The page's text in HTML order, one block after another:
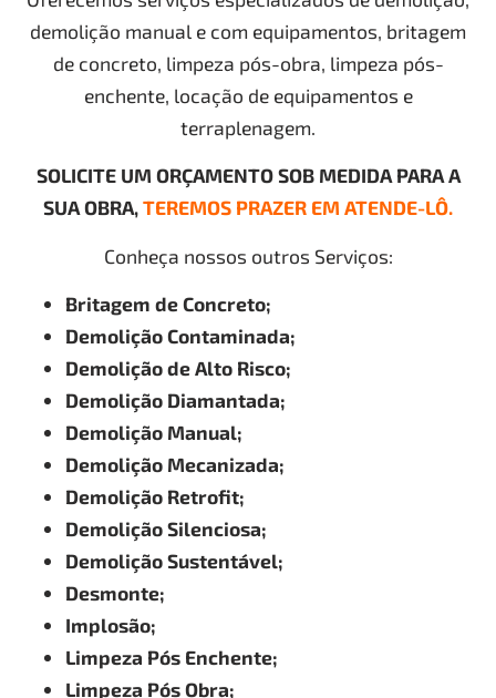
demolição manual e com equipamentos, britagem
de concreto, limpeza pós-obra, limpeza pós-
enchente, locação de equipamentos e
terraplenagem.
SOLICITE UM ORÇAMENTO SOB MEDIDA PARA A
SUA OBRA,TEREMOS PRAZER EM ATENDE-LÔ.
Conheça nossos outros Serviços:
Britagem de Concreto;
Demolição Contaminada;
Demolição de Alto Risco;
Demolição Diamantada;
Demolição Manual;
Demolição Mecanizada;
Demolição Retrofit;
Demolição Silenciosa;
Demolição Sustentável;
Desmonte;
Implosão;
Limpeza Pós Enchente;
Limpeza Pós Obra;